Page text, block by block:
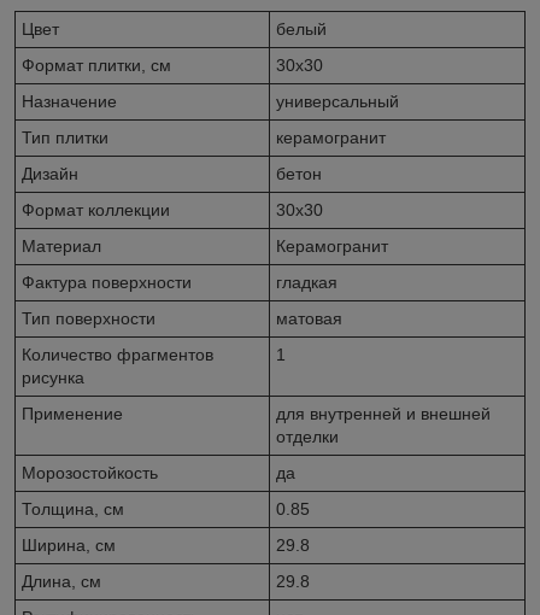
Цвет
белый
Формат плитки, см
30x30
Назначение
универсальный
Тип плитки
керамогранит
Дизайн
бетон
Формат коллекции
30x30
Материал
Керамогранит
Фактура поверхности
гладкая
Тип поверхности
матовая
Количество фрагментов
рисунка
1
Применение
для внутренней и внешней
отделки
Морозостойкость
да
Толщина, см
0.85
Ширина, см
29.8
Длина, см
29.8